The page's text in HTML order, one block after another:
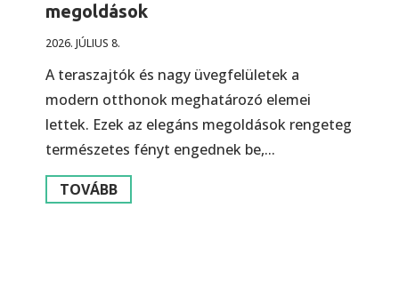
megoldások
2026. JÚLIUS 8.
A teraszajtók és nagy üvegfelületek a
modern otthonok meghatározó elemei
lettek. Ezek az elegáns megoldások rengeteg
természetes fényt engednek be,...
TOVÁBB